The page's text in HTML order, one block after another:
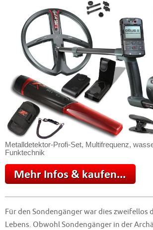
Metalldetektor-Profi-Set, Multifrequenz,
Funktechnik
Für den Sondengänger war dies zweifellos
Lebens. Obwohl Sondengänger in der